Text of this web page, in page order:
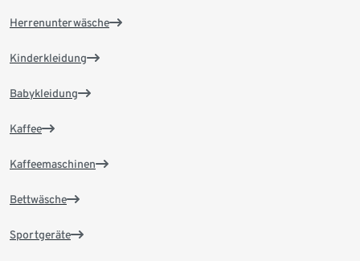
Herrenunterwäsche
Kinderkleidung
Babykleidung
Kaffee
Kaffeemaschinen
Bettwäsche
Sportgeräte